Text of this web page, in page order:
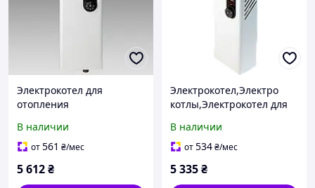
Электрокотел для
отопления
промышленный, TENKO
Економ 7.5 кВт 220 В. На
В наличии
от561 ₴/мес
5 612₴
Электрокотел,Электро
котлы,Электрокотел для
Эконом 6 кВт 220 В
В наличии
от534₴/мес
5 335₴